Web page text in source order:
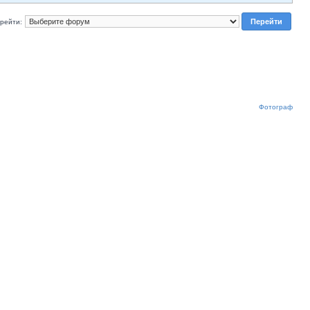
Фотограф